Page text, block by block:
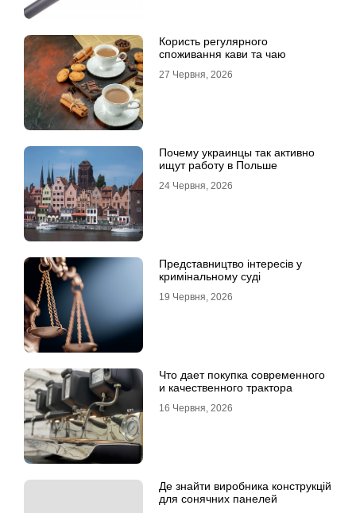
Користь регулярного
споживання кави та чаю
27 Червня, 2026
Почему украинцы так активно
ищут работу в Польше
24 Червня, 2026
Представництво інтересів у
кримінальному суді
19 Червня, 2026
Что дает покупка современного
и качественного трактора
16 Червня, 2026
Де знайти виробника конструкцій
для сонячних панелей